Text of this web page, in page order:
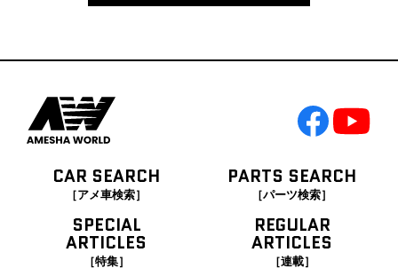
CAR SEARCH
［アメ車検索］
PARTS SEARCH
［パーツ検索］
SPECIAL
ARTICLES
［特集］
REGULAR
ARTICLES
［連載］